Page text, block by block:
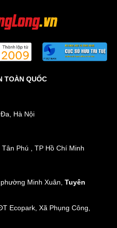
TOÀN QUỐC
Hà Nội
Phú , TP Hồ Chí Minh
Minh Xuân, Tuyên
Ecopark, Xã Phụng Công,